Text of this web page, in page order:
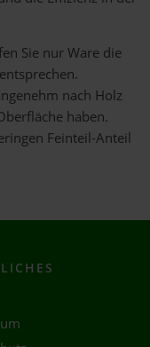
Sie nur Ware die
nach Holz
haben.
Feinteil-Anteil